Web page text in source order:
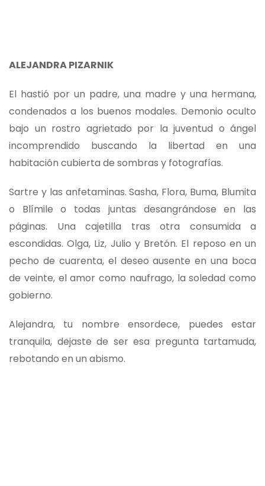
ALEJANDRA PIZARNIK
El hastió por un padre, una madre y una hermana,
condenados a los buenos modales. Demonio oculto
bajo un rostro agrietado por la juventud o ángel
incomprendido buscando la libertad en una
habitación cubierta de sombras y fotografías.
Sartre y las anfetaminas. Sasha, Flora, Buma, Blumita
o Blímile o todas juntas desangrándose en las
páginas. Una cajetilla tras otra consumida a
escondidas. Olga, Liz, Julio y Bretón. El reposo en un
pecho de cuarenta, el deseo ausente en una boca
de veinte, el amor como naufrago, la soledad como
gobierno.
Alejandra, tu nombre ensordece, puedes estar
tranquila, dejaste de ser esa pregunta tartamuda,
rebotando en un abismo.